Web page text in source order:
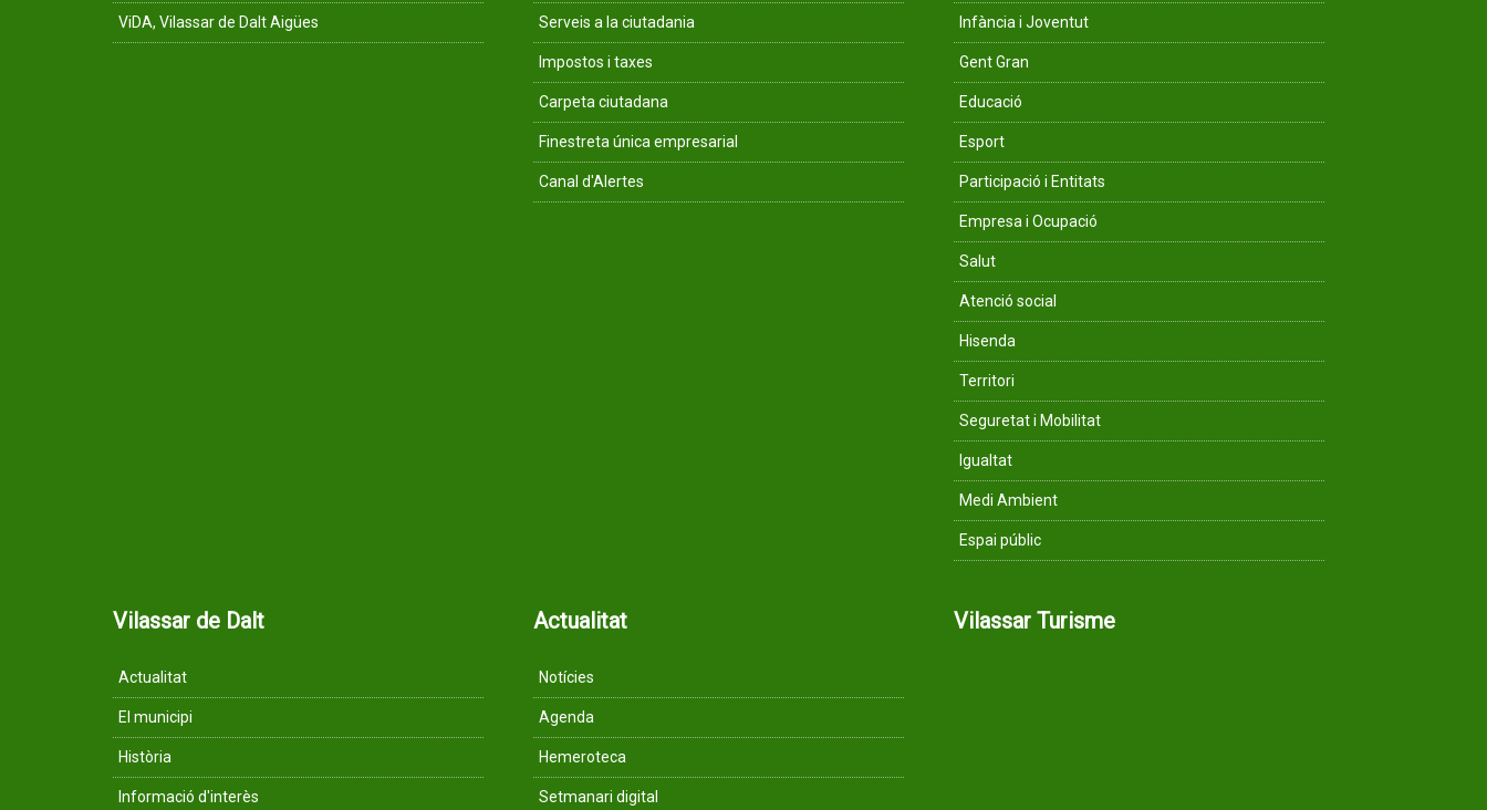
ViDA, Vilassar de Dalt Aigües Serveis a la ciutadania
Impostos i taxes
Carpeta ciutadana
Finestreta única empresarial
Canal d'Alertes
Infància i Joventut
Gent Gran
Educació
Esport
Participació i Entitats
Empresa i Ocupació
Salut
Atenció social
Hisenda
Territori
Seguretat i Mobilitat
Igualtat
Medi Ambient
Espai públic
Vilassar de Dalt
Actualitat
El municipi
Història
Informació d'interès
Actualitat
Notícies
Agenda
Hemeroteca
Setmanari digital
Vilassar Turisme